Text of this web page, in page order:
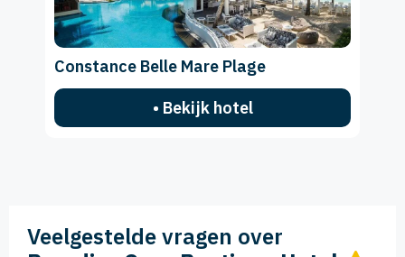
Constance Belle Mare Plage
• Bekijk hotel
Veelgestelde vragen over